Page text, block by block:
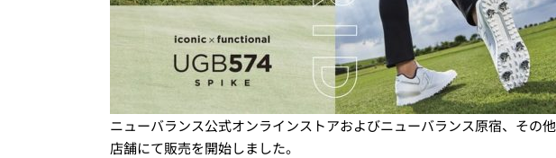
ニューバランス公式オンラインストアおよびニューバランス原宿、その
店舗にて販売を開始しました。